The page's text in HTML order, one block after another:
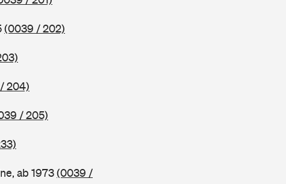
(0039 / 202)
204)
/ 205)
ab 1973(0039 /